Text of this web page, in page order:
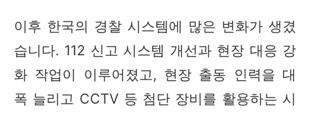
이후 한국의 경찰 시스템에 많은 변화가 생겼
습니다. 112 신고 시스템 개선과 현장 대응 강
화 작업이 이루어졌고, 현장 출동 인력을 대
폭 늘리고 CCTV 등 첨단 장비를 활용하는 시